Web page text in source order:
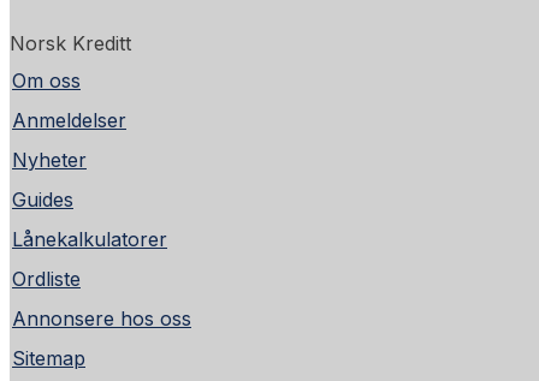
Norsk Kreditt
Om oss
Anmeldelser
Nyheter
Guides
Lånekalkulatorer
Ordliste
Annonsere hos oss
Sitemap